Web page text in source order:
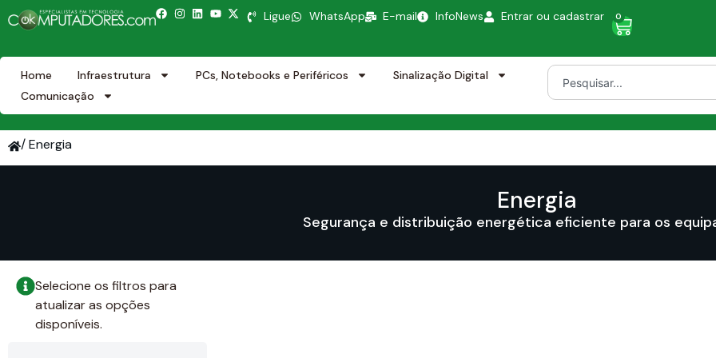
Ligue WhatsApp E-mail InfoNews Entrar ou cadastrar 0
Home Infraestrutura PCs, Notebooks e Periféricos
Sinalização Digital
Comunicação
/ Energia
Energia
Segurança e distribuição energética eficiente para os
Selecione os filtros para
atualizar as opções
disponíveis.